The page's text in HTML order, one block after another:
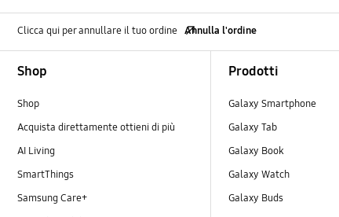
Clicca qui per annullare il tuo ordine Annulla l'ordine
Shop
Shop
Acquista direttamente ottieni di più
AI Living
SmartThings
Samsung Care+
Prodotti
Galaxy Smartphone
Galaxy Tab
Galaxy Book
Galaxy Watch
Galaxy Buds